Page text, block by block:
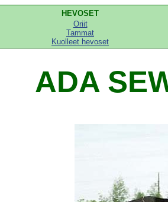
HEVOSET
Oriit
Tammat
Kuolleet hevoset
ADA